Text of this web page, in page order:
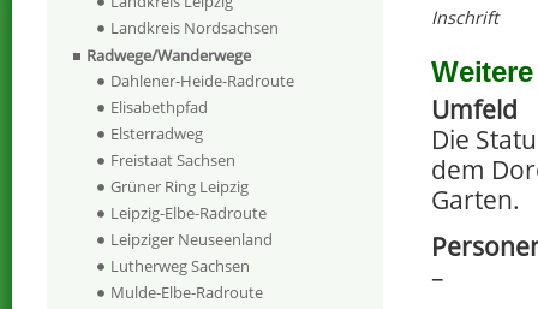
Inschrift
Umfeld
Die
dem
Garten.
–
Landkreis Nordsachsen
Radwege/Wanderwege
Dahlener-Heide-Radroute
Elisabethpfad
Elsterradweg
Freistaat Sachsen
Grüner Ring Leipzig
Leipzig-Elbe-Radroute
Leipziger Neuseenland
Lutherweg Sachsen
Mulde-Elbe-Radroute